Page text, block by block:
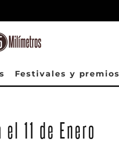
Festivales y premios
11 de Enero